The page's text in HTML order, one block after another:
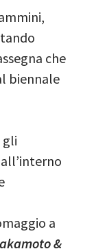
che
biennale
gli
a
&